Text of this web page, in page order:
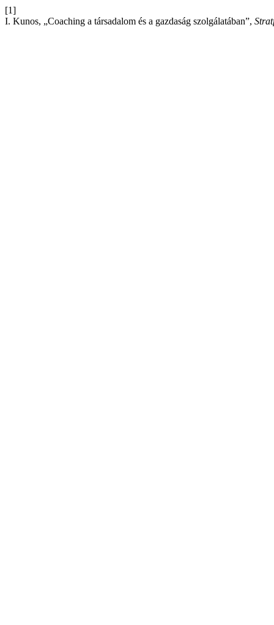
[1]
I. Kunos, „Coaching a társadalom és a gazdaság szolgálatában”,